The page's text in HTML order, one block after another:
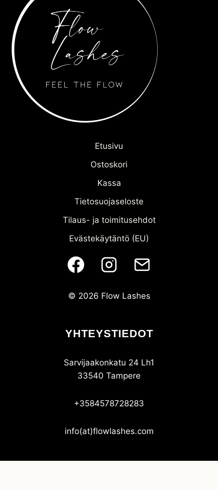
tuotteen
sivulla.
Etusivu
Ostoskori
Kassa
Tietosuojaseloste
Tilaus- ja toimitusehdot
Evästekäytäntö (EU)
© 2026 Flow Lashes
YHTEYSTIEDOT
Sarvijaakonkatu 24 Lh1
33540 Tampere
+3584578728283
info(at)flowlashes.com